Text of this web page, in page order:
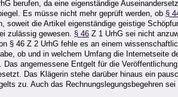
berufen, da eine eigenständige
Es müsse nicht mehr geprüft werden, ob §
soweit die Artikel eigenständige geistige
zulässig gewesen. § 46 Z 1 UrhG sei nicht
§ 46 Z 2 UrhG fehle es an einem
ob und in welchem Umfang die Internetseite
Das angemessene Entgelt für die
Das Klägerin stehe darüber hinaus ein
zu. Auch das Rechnungslegungsbegehren